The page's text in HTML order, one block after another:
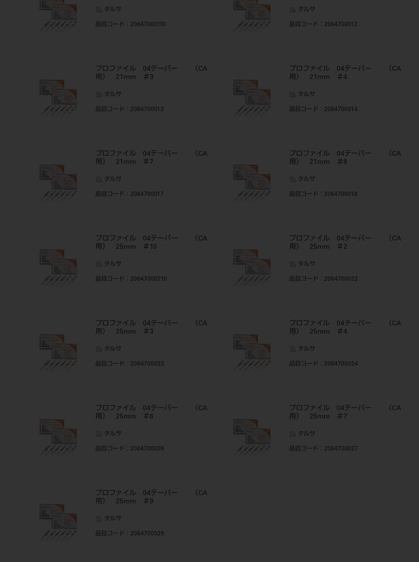
タルサ
品目コード ：20647000110
タルサ
品目コード ：2064700012
プロファイル 04テーパー （CA
用） 21mm ＃3
タルサ
品目コード ：2064700013
プロファイル 04テーパー （CA
用） 21mm ＃4
タルサ
品目コード ：2064700014
プロファイル 04テーパー （CA
用） 21mm ＃7
タルサ
品目コード ：2064700017
プロファイル 04テーパー （CA
用） 21mm ＃8
タルサ
品目コード ：2064700018
プロファイル 04テーパー （CA
用） 25mm ＃10
タルサ
品目コード ：20647000210
プロファイル 04テーパー （CA
用） 25mm ＃2
タルサ
品目コード ：2064700022
プロファイル 04テーパー （CA
用） 25mm ＃3
タルサ
品目コード ：2064700023
プロファイル 04テーパー （CA
用） 25mm ＃4
タルサ
品目コード ：2064700024
プロファイル 04テーパー （CA
用） 25mm ＃6
タルサ
品目コード ：2064700026
プロファイル 04テーパー （CA
用） 25mm ＃7
タルサ
品目コード ：2064700027
プロファイル 04テーパー （CA
用） 25mm ＃9
タルサ
品目コード ：2064700029